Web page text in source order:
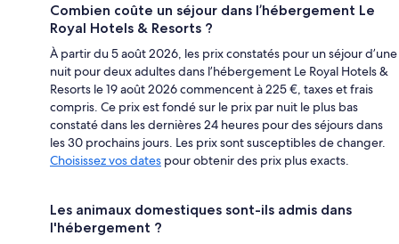
Combien coûte un séjour dans l’hébergement Le
Royal Hotels & Resorts ?
À partir du 5 août 2026, les prix constatés pour un séjour d’une
nuit pour deux adultes dans l’hébergement Le Royal Hotels &
Resorts le 19 août 2026 commencent à 225 €, taxes et frais
compris. Ce prix est fondé sur le prix par nuit le plus bas
constaté dans les dernières 24 heures pour des séjours dans
les 30 prochains jours. Les prix sont susceptibles de changer.
Choisissez vos dates pour obtenir des prix plus exacts.
Les animaux domestiques sont-ils admis dans
l'hébergement ?